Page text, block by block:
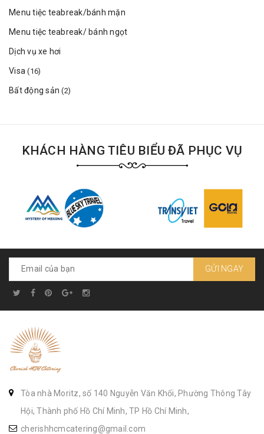
Menu tiệc teabreak/bánh mặn
Menu tiệc teabreak/ bánh ngọt
Dịch vụ xe hơi
Visa(16)
Bất động sản(2)
KHÁCH HÀNG TIÊU BIỂU ĐÃ PHỤC VỤ
GỬI NGAY
Tòa nhà Moritz, số 140 Nguyễn Văn Khối, Phường Thông Tây
Hội, Thành phố Hồ Chí Minh, TP Hồ Chí Minh,
cherishhcmcatering@gmail.com